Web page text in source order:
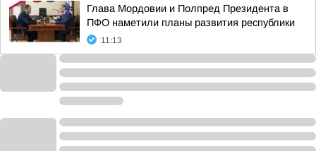
Глава Мордовии и Полпред Президента в
ПФО наметили планы развития республики
11:13